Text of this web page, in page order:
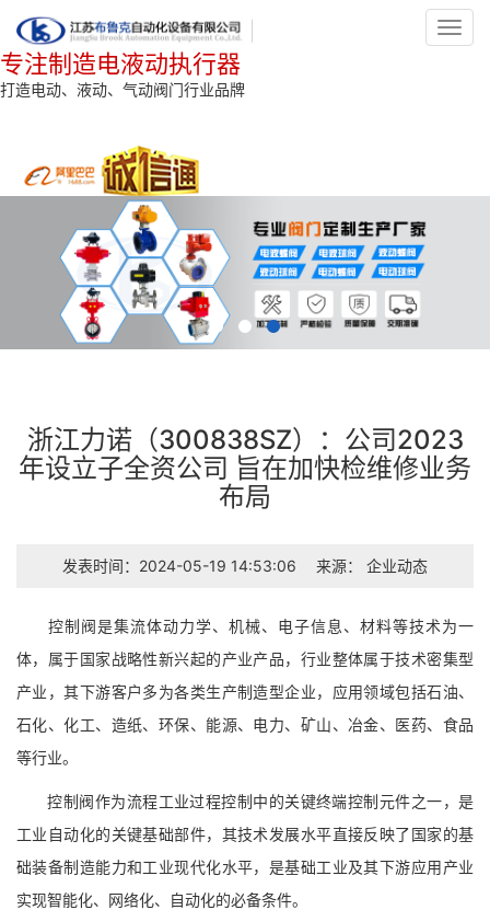
专注制造电液动执行器
打造电动、液动、气动阀门行业品牌
浙江力诺（300838SZ）：公司2023
年设立子全资公司 旨在加快检维修业务
布局
发表时间：2024-05-19 14:53:06 来源： 企业动态
控制阀是集流体动力学、机械、电子信息、材料等技术为一
体，属于国家战略性新兴起的产业产品，行业整体属于技术密集型
产业，其下游客户多为各类生产制造型企业，应用领域包括石油、
石化、化工、造纸、环保、能源、电力、矿山、冶金、医药、食品
等行业。
控制阀作为流程工业过程控制中的关键终端控制元件之一，是
工业自动化的关键基础部件，其技术发展水平直接反映了国家的基
础装备制造能力和工业现代化水平，是基础工业及其下游应用产业
实现智能化、网络化、自动化的必备条件。